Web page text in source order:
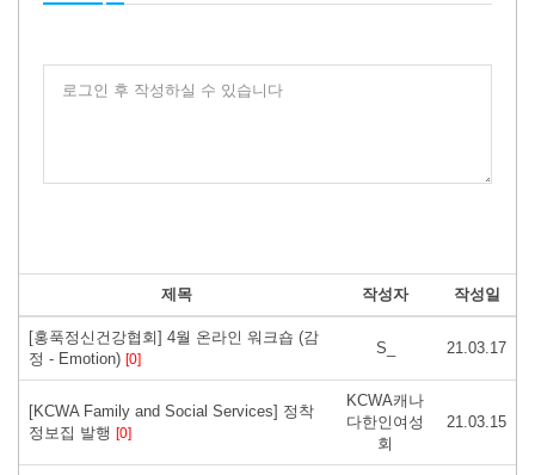
로그인 후 작성하실 수 있습니다
제목 작성자 작성일
[홍푹정신건강협회] 4월 온라인 워크숍 (감
정 - Emotion) [0]
S_ 21.03.17
[KCWA Family and Social Services] 정착
정보집 발행 [0]
KCWA캐나
다한인여성
회
21.03.15